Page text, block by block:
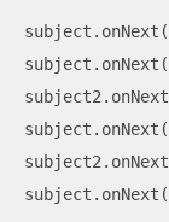
subject.onNext(
subject.onNext(
subject.onNext(
subject.onNext(